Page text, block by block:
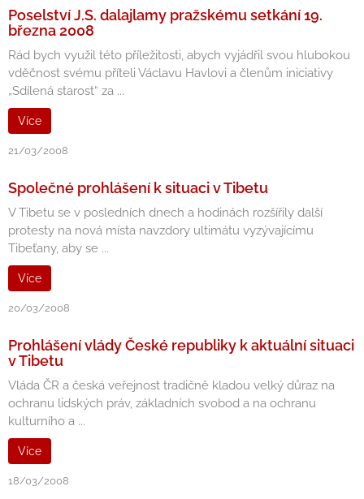
Poselství J.S. dalajlamy pražskému setkání 19.
března 2008
Rád bych využil této příležitosti, abych vyjádřil svou hlubokou
vděčnost svému příteli Václavu Havlovi a členům iniciativy
„Sdílená starost“ za ...
Více
21/03/2008
Společné prohlášení k situaci v Tibetu
V Tibetu se v posledních dnech a hodinách rozšířily další
protesty na nová místa navzdory ultimátu vyzývajícímu
Tibeťany, aby se ...
Více
20/03/2008
Prohlášení vlády České republiky k aktuální situaci
v Tibetu
Vláda ČR a česká veřejnost tradičně kladou velký důraz na
ochranu lidských práv, základních svobod a na ochranu
kulturního a ...
Více
18/03/2008